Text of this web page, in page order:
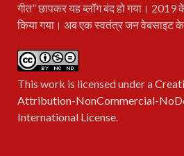
गीत” छापकर यह ब्लॉग बंद हो गया। 2019
किया गया। अब एक स्वतंत्र जन वेबसाइट
This work is licensed under a
Attribution-NonCommercial-
International License